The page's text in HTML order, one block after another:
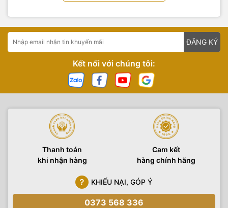
ĐĂNG KÝ
Kết nối với chúng tôi:
Thanh toán
khi nhận hàng
Cam kết
hàng chính hãng
KHIẾU NẠI, GÓP Ý
0373 568 336